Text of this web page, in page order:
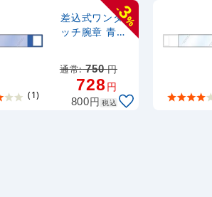
(1)
-
3
%
差込式ワンタ
ッチ腕章 青
通常:750円
728円
800円 税込